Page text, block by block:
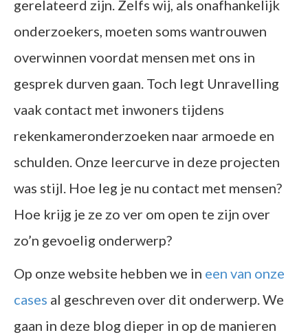
gerelateerd zijn. Zelfs wij, als onafhankelijk
onderzoekers, moeten soms wantrouwen
overwinnen voordat mensen met ons in
gesprek durven gaan. Toch legt Unravelling
vaak contact met inwoners tijdens
rekenkameronderzoeken naar armoede en
schulden. Onze leercurve in deze projecten
was stijl. Hoe leg je nu contact met mensen?
Hoe krijg je ze zo ver om open te zijn over
zo’n gevoelig onderwerp?
Op onze website hebben we in een van onze
cases al geschreven over dit onderwerp. We
gaan in deze blog dieper in op de manieren